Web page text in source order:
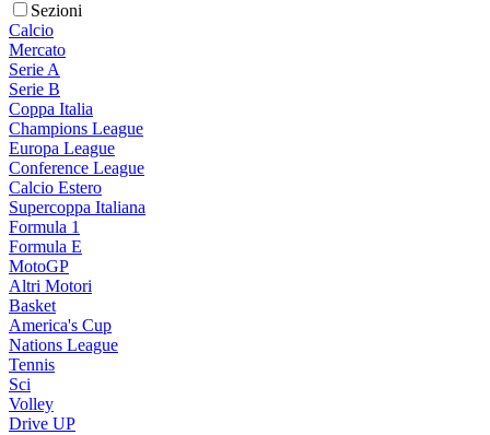
Sezioni
Calcio
Mercato
Serie A
Serie B
Coppa Italia
Champions League
Europa League
Conference League
Calcio Estero
Supercoppa Italiana
Formula 1
Formula E
MotoGP
Altri Motori
Basket
America's Cup
Nations League
Tennis
Sci
Volley
Drive UP